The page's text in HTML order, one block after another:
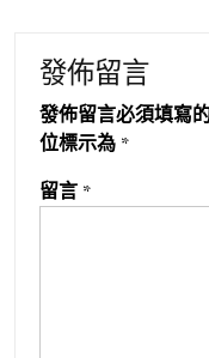
發佈留言
發佈留言必須填寫
位標示為 *
留言 *